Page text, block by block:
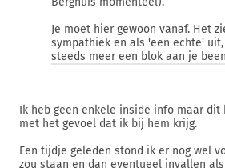
Je moet hier gewoon vanaf. Het
sympathiek en als 'een echte'
steeds meer een blok aan je
Ik heb geen enkele inside info maar dit
met het gevoel dat ik bij hem krijg.
Een tijdje geleden stond ik er nog wel
zou staan en dan eventueel invallen